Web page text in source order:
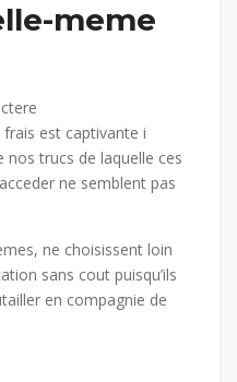
meme
est captivante i
trucs de laquelle ces
ne semblent pas
ne choisissent loin
sans cout puisqu’ils
en compagnie de